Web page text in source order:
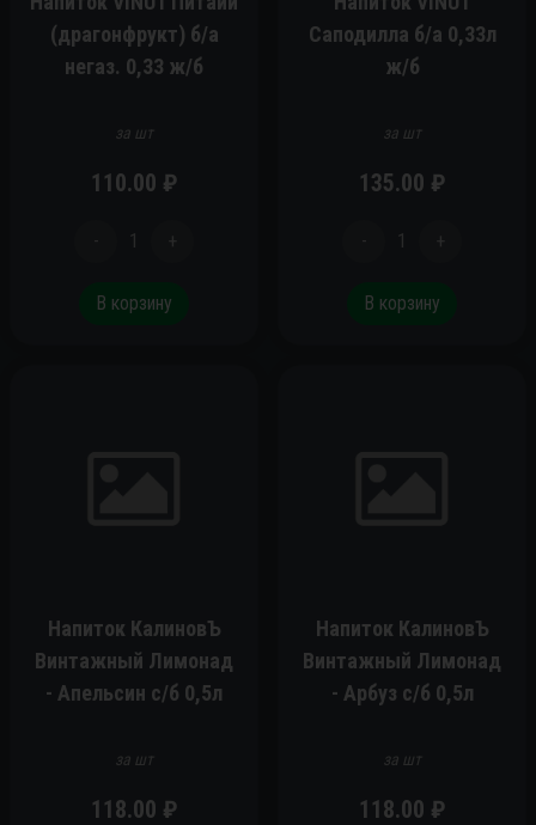
(драгонфрукт) б/а
негаз. 0,33 ж/б
за шт
110.00 ₽
- 1 +
В корзину
Саподилла б/а 0,33л
ж/б
за шт
135.00 ₽
- 1 +
В корзину
Напиток КалиновЪ
Винтажный Лимонад
- Апельсин c/б 0,5л
за шт
118.00 ₽
Напиток КалиновЪ
Винтажный Лимонад
- Арбуз c/б 0,5л
за шт
118.00 ₽